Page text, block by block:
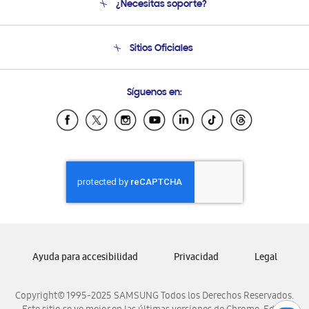
Soporte
Condiciones de Compra
¿Necesitas soporte?
Soporte vía eMail
Sitios Oficiales
Samsung Ecuador
Samsung El Salvador
Samsung Honduras
Samsung Nicaragua
Samsung Panamá
Samsung Venezuela
Síguenos en:
Copyright© 1995-2025 SAMSUNG Todos los Derechos Reservados.
Ayuda para accesibilidad Privacidad Legal